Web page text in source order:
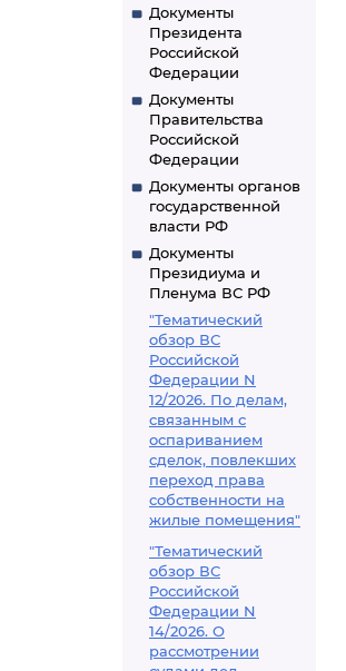
Документы
Президента
Российской
Федерации
Документы
Правительства
Российской
Федерации
Документы органов
государственной
власти РФ
Документы
Президиума и
Пленума ВС РФ
"Тематический
обзор ВС
Российской
Федерации N
12/2026. По делам,
связанным с
оспариванием
сделок, повлекших
переход права
собственности на
жилые помещения"
"Тематический
обзор ВС
Российской
Федерации N
14/2026. О
рассмотрении